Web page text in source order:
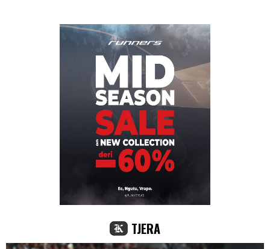
TJERA